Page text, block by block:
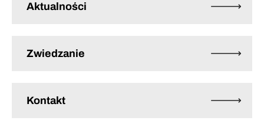
Aktualności
Zwiedzanie
Kontakt